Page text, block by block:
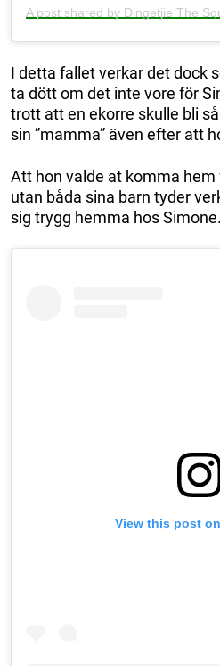
I detta fallet verkar det dock
ta dött om det inte vore för
trott att en ekorre skulle bli
sin ”mamma” även efter att
Att hon valde at komma
utan båda sina barn tyder
sig trygg hemma hos Simone.
View this post